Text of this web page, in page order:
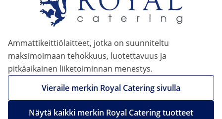
Ammattikeittiölaitteet, jotka on suunniteltu
maksimoimaan tehokkuus, luotettavuus ja
pitkäaikainen liiketoiminnan menestys.
Vieraile merkin Royal Catering sivulla
Näytä kaikki merkin Royal Catering tuotteet